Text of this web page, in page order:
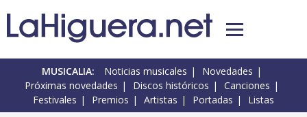
MUSICALIA: Noticias musicales
Novedades
Próximas novedades
Discos históricos
Canciones
Festivales
Premios Artistas Portadas Listas